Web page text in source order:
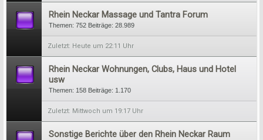
Rhein Neckar Massage und Tantra Forum
Themen: 752 Beiträge: 28.989
Heute um 22:11 Uhr
Rhein Neckar Wohnungen, Clubs, Haus und Hotel
usw
Themen: 158 Beiträge: 1.170
Mittwoch um 19:17 Uhr
Sonstige Berichte über den Rhein Neckar Raum